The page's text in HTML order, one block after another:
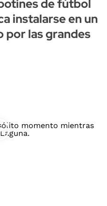
de fútbol
instalarse en un
por las grandes